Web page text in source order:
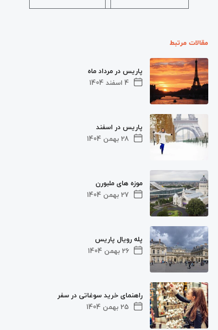
مقالات مرتبط
4 اسفند 1404
پاریس در مرداد ماه
28 بهمن 1404
پاریس در اسفند
27 بهمن 1404
موزه های ملبورن
26 بهمن 1404
پله رویال پاریس
25 بهمن 1404
راهنمای خرید سوغاتی در سفر